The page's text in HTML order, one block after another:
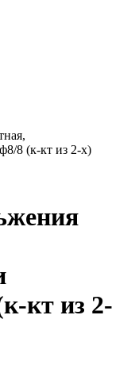
8 (к-кт из 2-х)
кт из 2-